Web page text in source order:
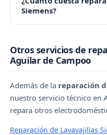
la manguera. Si el
nuestro servicio técnico
puerta deteriorada, una
637 para una revisión
Siemens?
comunes (bomba de
escobillas) tienen un
presupuesto
Otros servicios de
Aguilar de Campoo
Además de la reparación
nuestro servicio técnico en
repara otros
Reparación de Lavavajillas